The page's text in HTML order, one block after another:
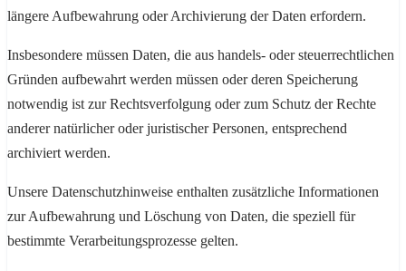
längere Aufbewahrung oder Archivierung der Daten erfordern.
Insbesondere müssen Daten, die aus handels- oder steuerrechtlichen
Gründen aufbewahrt werden müssen oder deren Speicherung
notwendig ist zur Rechtsverfolgung oder zum Schutz der Rechte
anderer natürlicher oder juristischer Personen, entsprechend
archiviert werden.
Unsere Datenschutzhinweise enthalten zusätzliche Informationen
zur Aufbewahrung und Löschung von Daten, die speziell für
bestimmte Verarbeitungsprozesse gelten.